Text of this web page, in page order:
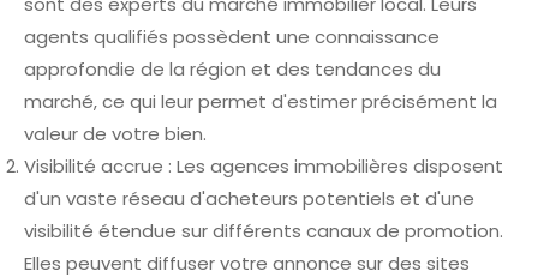
agents qualifiés possèdent une connaissance
approfondie de la région et des tendances du
marché, ce qui leur permet d'estimer précisément la
valeur de votre bien.
Visibilité accrue : Les agences immobilières disposent
d'un vaste réseau d'acheteurs potentiels et d'une
visibilité étendue sur différents canaux de promotion.
Elles peuvent diffuser votre annonce sur des sites